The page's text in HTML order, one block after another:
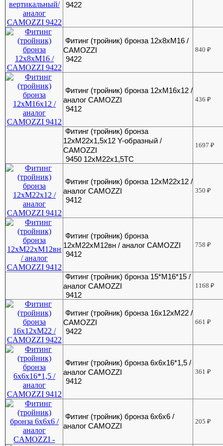
9422
Фитинг (тройник) бронза 12х8хМ16 /
CAMOZZI
9422
840₽
Фитинг (тройник) бронза 12хМ16х12 /
аналог CAMOZZI
9412
436₽
Фитинг (тройник) бронза
12хМ22х1,5х12 Y-образный /
CAMOZZI
9450 12хМ22х1,5ТС
1697₽
Фитинг (тройник) бронза 12хМ22х12 /
аналог CAMOZZI
9412
350₽
Фитинг (тройник) бронза
12хМ22хМ12вн / аналог CAMOZZI
9412
758₽
Фитинг (тройник) бронза 15*М16*15 /
аналог CAMOZZI
9412
1168₽
Фитинг (тройник) бронза 16х12хМ22 /
CAMOZZI
9422
661₽
Фитинг (тройник) бронза 6x6x16*1,5 /
аналог CAMOZZI
9412
361₽
Фитинг (тройник) бронза 6x6x6 /
аналог CAMOZZI
205₽